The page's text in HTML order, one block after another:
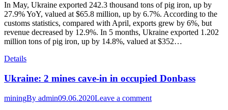
In May, Ukraine exported 242.3 thousand tons of pig iron, up by
27.9% YoY, valued at $65.8 million, up by 6.7%. According to the
customs statistics, compared with April, exports grew by 6%, but
revenue decreased by 12.9%. In 5 months, Ukraine exported 1.202
million tons of pig iron, up by 14.8%, valued at $352…
Details
Ukraine: 2 mines cave-in in occupied Donbass
miningBy admin09.06.2020Leave a comment